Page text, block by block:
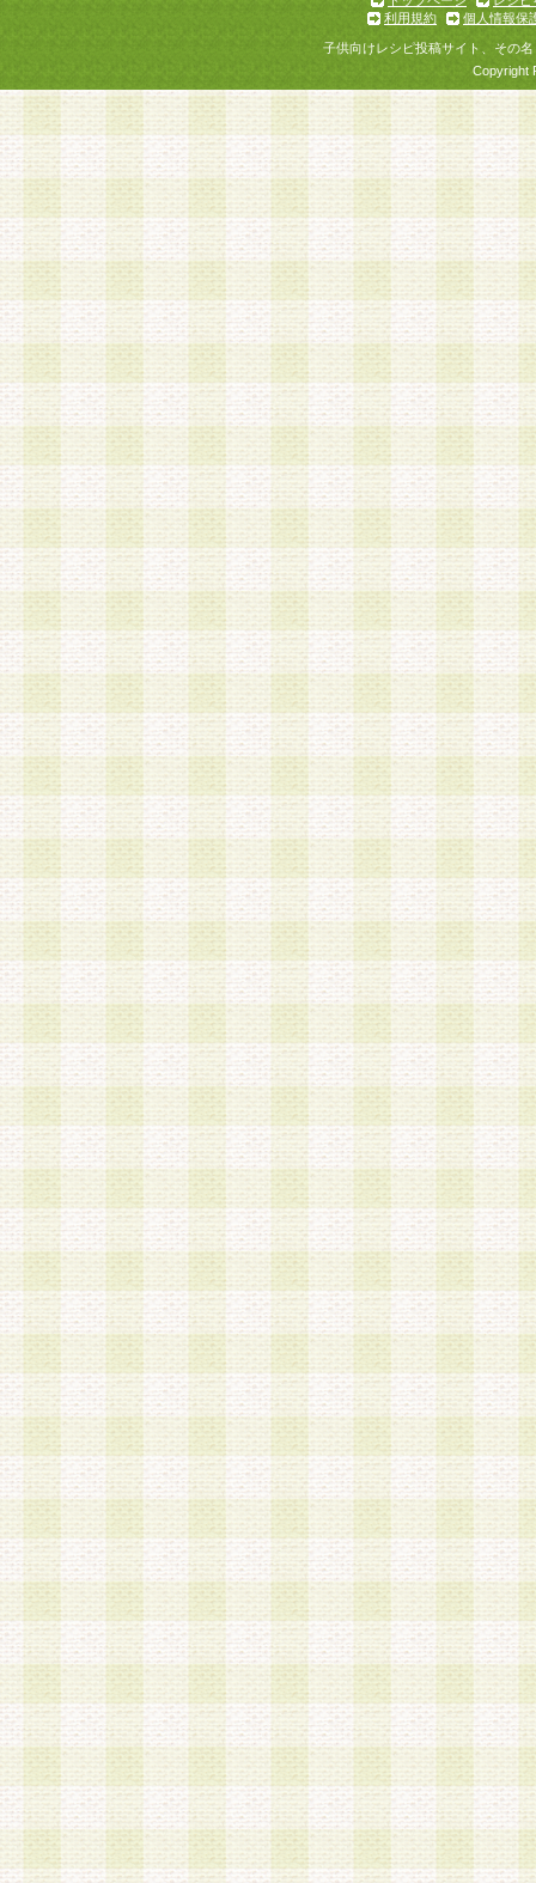
利用規約
個人情報保
子供向けレシピ投稿サイト、その
Copyright